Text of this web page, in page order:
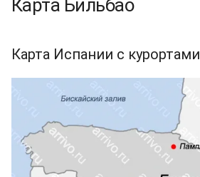
Карта Бильбао
Карта Испании с курортами